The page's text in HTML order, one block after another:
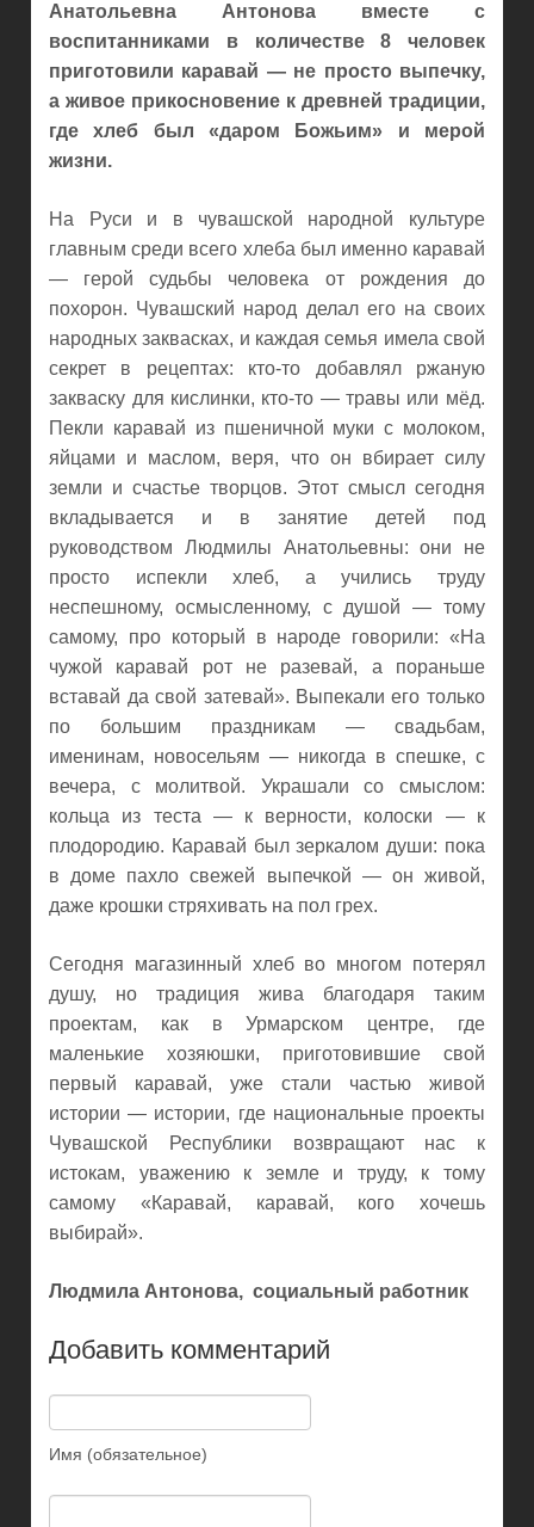
Анатольевна Антонова вместе с
воспитанниками в количестве 8 человек
приготовили каравай — не просто выпечку,
а живое прикосновение к древней традиции,
где хлеб был «даром Божьим» и мерой
жизни.
На Руси и в чувашской народной культуре
главным среди всего хлеба был именно каравай
— герой судьбы человека от рождения до
похорон. Чувашский народ делал его на своих
народных заквасках, и каждая семья имела свой
секрет в рецептах: кто-то добавлял ржаную
закваску для кислинки, кто-то — травы или мёд.
Пекли каравай из пшеничной муки с молоком,
яйцами и маслом, веря, что он вбирает силу
земли и счастье творцов. Этот смысл сегодня
вкладывается и в занятие детей под
руководством Людмилы Анатольевны: они не
просто испекли хлеб, а учились труду
неспешному, осмысленному, с душой — тому
самому, про который в народе говорили: «На
чужой каравай рот не разевай, а пораньше
вставай да свой затевай». Выпекали его только
по большим праздникам — свадьбам,
именинам, новосельям — никогда в спешке, с
вечера, с молитвой. Украшали со смыслом:
кольца из теста — к верности, колоски — к
плодородию. Каравай был зеркалом души: пока
в доме пахло свежей выпечкой — он живой,
даже крошки стряхивать на пол грех.
Сегодня магазинный хлеб во многом потерял
душу, но традиция жива благодаря таким
проектам, как в Урмарском центре, где
маленькие хозяюшки, приготовившие свой
первый каравай, уже стали частью живой
истории — истории, где национальные проекты
Чувашской Республики возвращают нас к
истокам, уважению к земле и труду, к тому
самому «Каравай, каравай, кого хочешь
выбирай».
Людмила Антонова, социальный работник
Добавить комментарий
Имя (обязательное)